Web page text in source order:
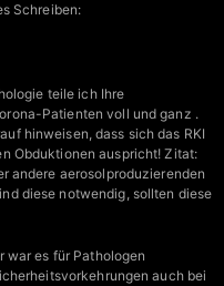
Schreiben:
teile ich Ihre
Patienten voll und ganz .
hinweisen, dass sich das RKI
Obduktionen auspricht! Zitat:
andere aerosolproduzierenden
diese notwendig, sollten diese
war es für Pathologen
auch bei